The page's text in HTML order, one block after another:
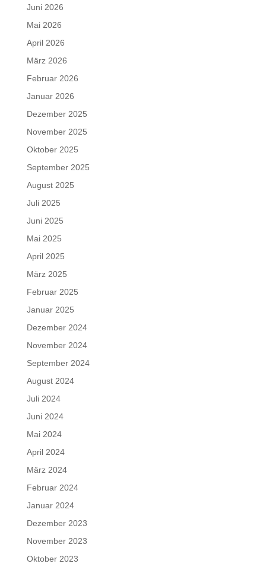
Juni 2026
Mai 2026
April 2026
März 2026
Februar 2026
Januar 2026
Dezember 2025
November 2025
Oktober 2025
September 2025
August 2025
Juli 2025
Juni 2025
Mai 2025
April 2025
März 2025
Februar 2025
Januar 2025
Dezember 2024
November 2024
September 2024
August 2024
Juli 2024
Juni 2024
Mai 2024
April 2024
März 2024
Februar 2024
Januar 2024
Dezember 2023
November 2023
Oktober 2023